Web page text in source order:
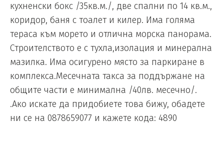
кухненски бокс /35кв.м./, две спални по 14 кв.м.,
коридор, баня с тоалет и килер. Има голяма
тераса към морето и отлична морска панорама.
Строителството е с тухла,изолация и минерална
мазилка. Има осигурено място за паркиране в
комплекса.Месечната такса за поддържане на
общите части е минимална /40лв. месечно/.
.Ако искате да придобиете това бижу, обадете
ни се на 0878659077 и кажете кода: 4890